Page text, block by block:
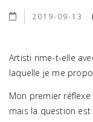
2019-09-13
Artisti rime-t-elle
laquelle je me
Mon premier
mais la question est